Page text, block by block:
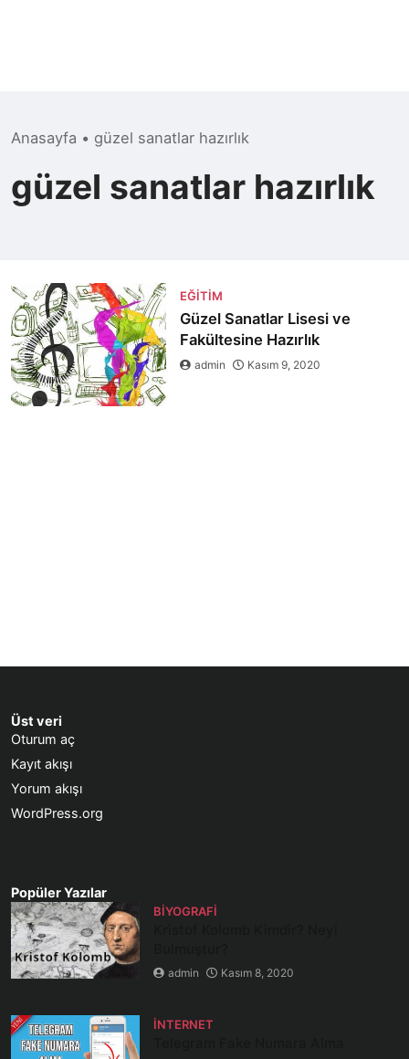
Anasayfa • güzel sanatlar hazırlık
güzel sanatlar hazırlık
EĞITIM
Güzel Sanatlar Lisesi ve
Fakültesine Hazırlık
admin Kasım 9, 2020
Üst veri
Oturum aç
Kayıt akışı
Yorum akışı
WordPress.org
Popüler Yazılar
BIYOGRAFI
admin Kasım 8, 2020
İNTERNET